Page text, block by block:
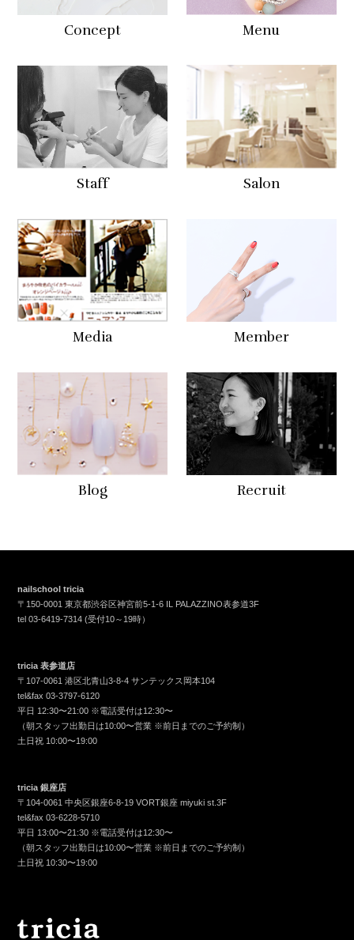
Concept Menu
Staff Salon
Media Member
Blog Recruit
nailschool tricia
〒150-0001 東京都渋谷区神宮前5-1-6 IL PALAZZINO表参道3F
tel03-6419-7314 (受付10～19時）
tricia 表参道店
〒107-0061 港区北青山3-8-4 サンテックス岡本104
tel&fax03-3797-6120
平日 12:30〜21:00 ※電話受付は12:30〜
（朝スタッフ出勤日は10:00〜営業 ※前日までのご予約制）
土日祝 10:00〜19:00
tricia 銀座店
〒104-0061 中央区銀座6-8-19 VORT銀座 miyuki st.3F
tel&fax03-6228-5710
平日 13:00〜21:30 ※電話受付は12:30〜
（朝スタッフ出勤日は10:00〜営業 ※前日までのご予約制）
土日祝 10:30〜19:00